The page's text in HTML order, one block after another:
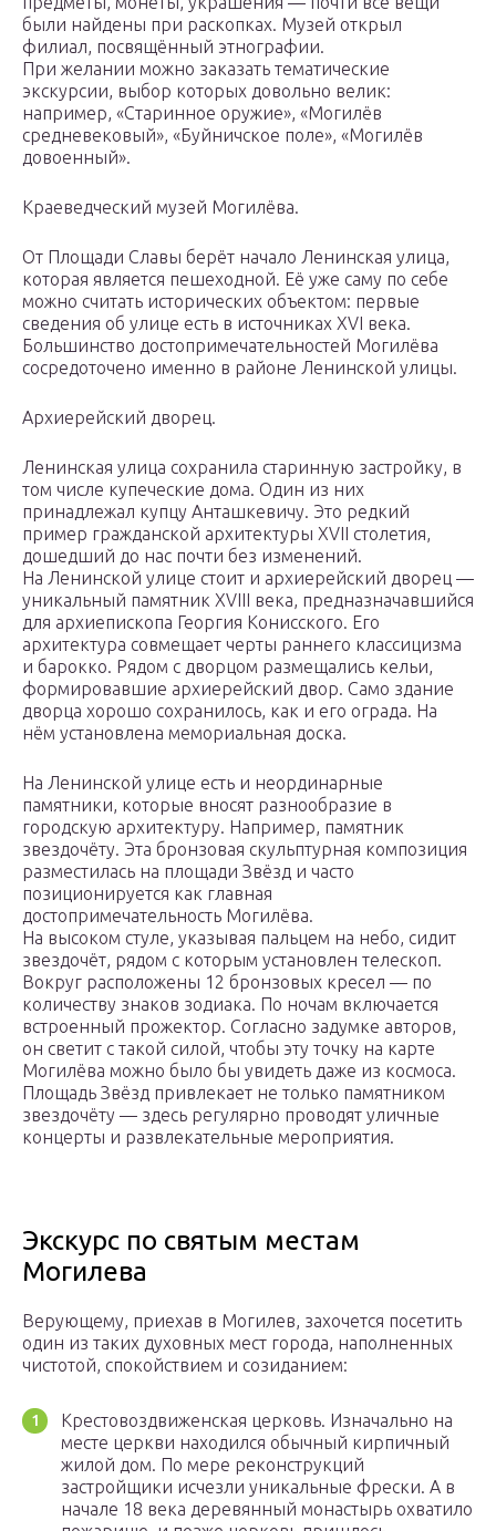
были найдены при раскопках. Музей открыл
филиал, посвящённый этнографии.
При желании можно заказать тематические
экскурсии, выбор которых довольно велик:
например, «Старинное оружие», «Могилёв
средневековый», «Буйничское поле», «Могилёв
довоенный».
Краеведческий музей Могилёва.
От Площади Славы берёт начало Ленинская улица,
которая является пешеходной. Её уже саму по себе
можно считать исторических объектом: первые
сведения об улице есть в источниках XVI века.
Большинство достопримечательностей Могилёва
сосредоточено именно в районе Ленинской улицы.
Архиерейский дворец.
Ленинская улица сохранила старинную застройку, в
том числе купеческие дома. Один из них
принадлежал купцу Анташкевичу. Это редкий
пример гражданской архитектуры XVII столетия,
дошедший до нас почти без изменений.
На Ленинской улице стоит и архиерейский дворец —
уникальный памятник XVIII века, предназначавшийся
для архиепископа Георгия Конисского. Его
архитектура совмещает черты раннего классицизма
и барокко. Рядом с дворцом размещались кельи,
формировавшие архиерейский двор. Само здание
дворца хорошо сохранилось, как и его ограда. На
нём установлена мемориальная доска.
На Ленинской улице есть и неординарные
памятники, которые вносят разнообразие в
городскую архитектуру. Например, памятник
звездочёту. Эта бронзовая скульптурная композиция
разместилась на площади Звёзд и часто
позиционируется как главная
достопримечательность Могилёва.
На высоком стуле, указывая пальцем на небо, сидит
звездочёт, рядом с которым установлен телескоп.
Вокруг расположены 12 бронзовых кресел — по
количеству знаков зодиака. По ночам включается
встроенный прожектор. Согласно задумке авторов,
он светит с такой силой, чтобы эту точку на карте
Могилёва можно было бы увидеть даже из космоса.
Площадь Звёзд привлекает не только памятником
звездочёту — здесь регулярно проводят уличные
концерты и развлекательные мероприятия.
Экскурс по святым местам
Могилева
Верующему, приехав в Могилев, захочется посетить
один из таких духовных мест города, наполненных
чистотой, спокойствием и созиданием:
Крестовоздвиженская церковь. Изначально на
месте церкви находился обычный кирпичный
жилой дом. По мере реконструкций
застройщики исчезли уникальные фрески. А в
начале 18 века деревянный монастырь охватило